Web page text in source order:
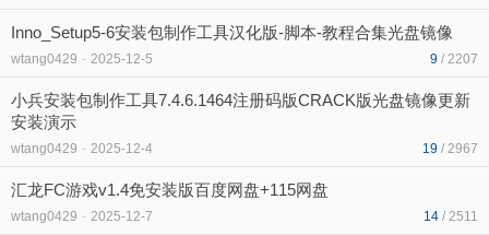
Inno_Setup5-6安装包制作工具汉化版-脚本-教程合集光盘镜像
wtang0429 - 2025-12-5 9 / 2207
小兵安装包制作工具7.4.6.1464注册码版CRACK版光盘镜像更新
安装演示
wtang0429 - 2025-12-4 19 / 2967
汇龙FC游戏v1.4免安装版百度网盘+115网盘
wtang0429 - 2025-12-7 14 / 2511